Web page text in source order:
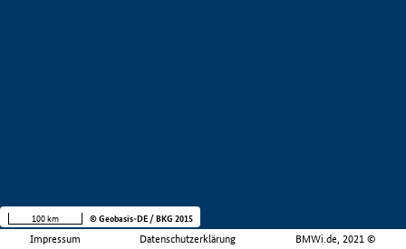
Impressum Datenschutzerklärung BMWi.de, 2021 ©
100 km © Geobasis-DE / BKG 2015